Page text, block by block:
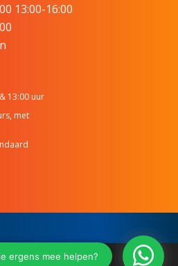
13:00-16:00
13:00 uur
met
& Zonen | Walet